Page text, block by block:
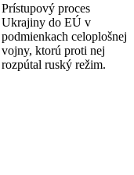
Prístupový proces
Ukrajiny do EÚ v
podmienkach celoplošnej
vojny, ktorú proti nej
rozpútal ruský režim.